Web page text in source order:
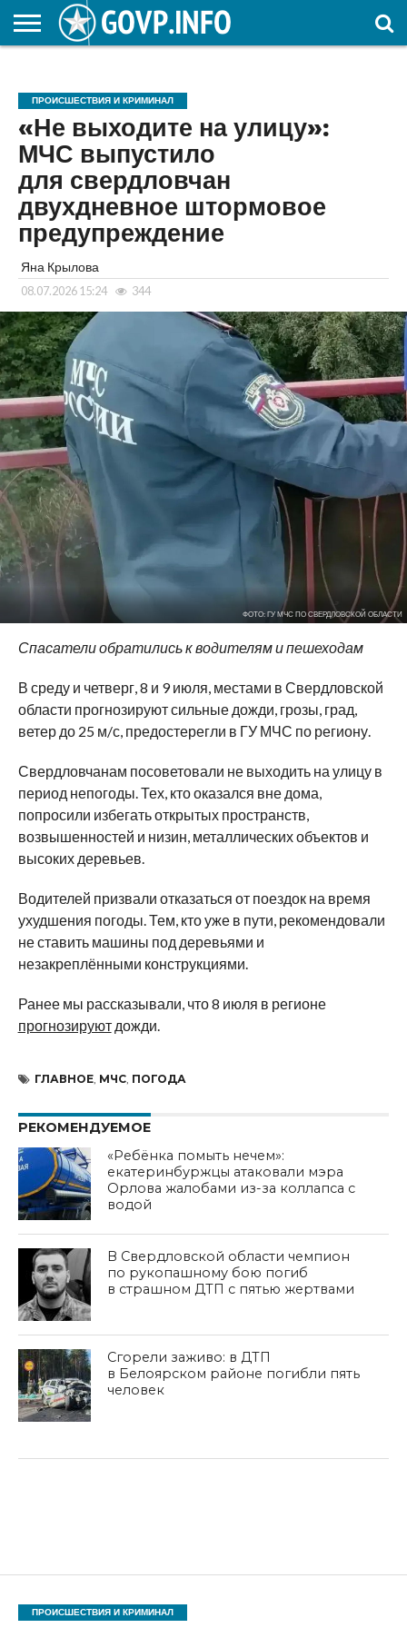
ОБРАЗОВАНИЕ
ПРОИСШЕСТВИЯ И КРИМИНАЛ
«Не выходите на улицу»:
МЧС выпустило
для свердловчан
двухдневное штормовое
предупреждение
Яна Крылова
08.07.2026 15:24 344
ФОТО: ГУ МЧС ПО СВЕРДЛОВСКОЙ ОБЛАСТИ
Спасатели обратились к водителям и пешеходам
В среду и четверг, 8 и 9 июля, местами в Свердловской
области прогнозируют сильные дожди, грозы, град,
ветер до 25 м/с, предостерегли в ГУ МЧС по региону.
Свердловчанам посоветовали не выходить на улицу в
период непогоды. Тех, кто оказался вне дома,
попросили избегать открытых пространств,
возвышенностей и низин, металлических объектов и
высоких деревьев.
Водителей призвали отказаться от поездок на время
ухудшения погоды. Тем, кто уже в пути, рекомендовали
не ставить машины под деревьями и
незакреплёнными конструкциями.
Ранее мы рассказывали, что 8 июля в регионе
прогнозируютдожди.
ГЛАВНОЕ, МЧС, ПОГОДА
РЕКОМЕНДУЕМОЕ
«Ребёнка помыть нечем»:
екатеринбуржцы атаковали мэра
Орлова жалобами из-за коллапса с
водой
В Свердловской области чемпион
по рукопашному бою погиб
в страшном ДТП с пятью жертвами
Сгорели заживо: в ДТП
в Белоярском районе погибли пять
человек
ПРОИСШЕСТВИЯ И КРИМИНАЛ